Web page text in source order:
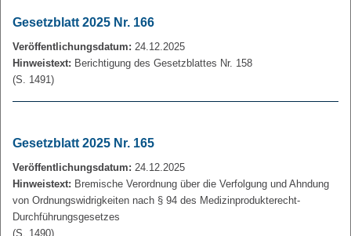
Gesetzblatt 2025 Nr. 166
Veröffentlichungsdatum: 24.12.2025
Hinweistext: Berichtigung des Gesetzblattes Nr. 158
(S. 1491)
Gesetzblatt 2025 Nr. 165
Veröffentlichungsdatum: 24.12.2025
Hinweistext: Bremische Verordnung über die Verfolgung und Ahndung
von Ordnungswidrigkeiten nach § 94 des Medizinprodukterecht-
Durchführungsgesetzes
(S. 1490)